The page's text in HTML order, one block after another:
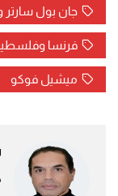
جان بول
فرنسا
ميشيل فوكو